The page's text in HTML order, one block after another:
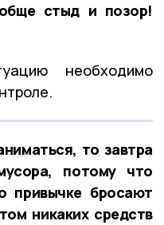
стыд и позор!
необходимо
то завтра
потому что
привычке бросают
никаких средств